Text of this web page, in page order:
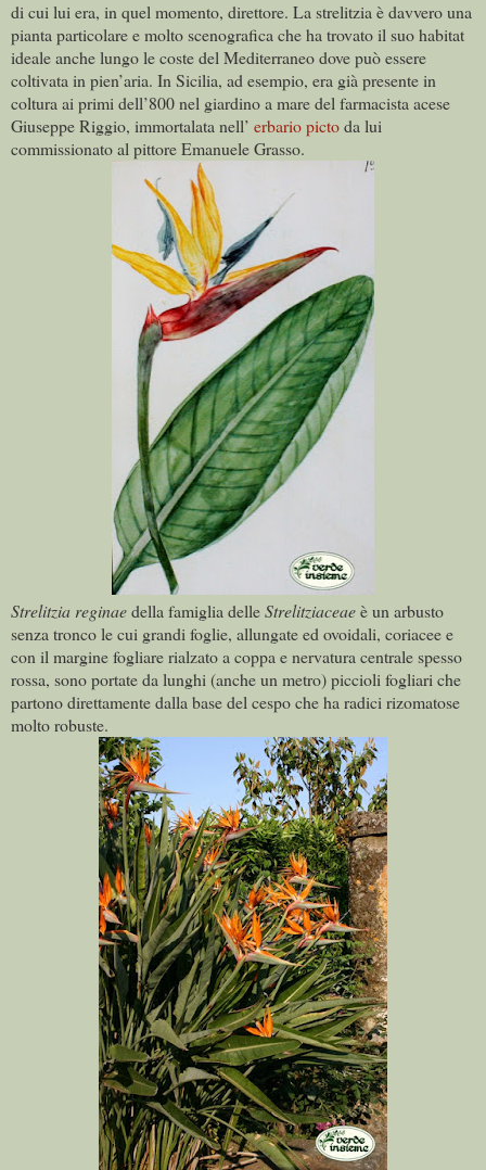
di cui lui era, in quel momento, direttore. La strelitzia è davvero una
pianta particolare e molto scenografica che ha trovato il suo habitat
ideale anche lungo le coste del Mediterraneo dove può essere
coltivata in pien’aria. In Sicilia, ad esempio, era già presente in
coltura ai primi dell’800 nel giardino a mare del farmacista acese
Giuseppe Riggio, immortalata nell’ erbario pictoda lui
commissionato al pittore Emanuele Grasso.
Strelitzia reginaedella famiglia delleStrelitziaceaeè un arbusto
senza tronco le cui grandi foglie, allungate ed ovoidali, coriacee e
con il margine fogliare rialzato a coppa e nervatura centrale spesso
rossa, sono portate da lunghi (anche un metro) piccioli fogliari che
partono direttamente dalla base del cespo che ha radici rizomatose
molto robuste.